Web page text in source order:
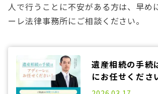
人で行うことに不安がある方は、早め
ーレ法律事務所にご相談ください。
遺産相続の手続
にお任せくださ
2025.06.12